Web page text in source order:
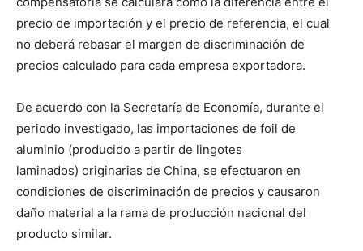
precio de importación y el precio de referencia, el cual
no deberá rebasar el margen de discriminación de
precios calculado para cada empresa exportadora.
De acuerdo con la Secretaría de Economía, durante el
periodo investigado, las importaciones de foil de
aluminio (producido a partir de lingotes
laminados) originarias de China, se efectuaron en
condiciones de discriminación de precios y causaron
daño material a la rama de producción nacional del
producto similar.